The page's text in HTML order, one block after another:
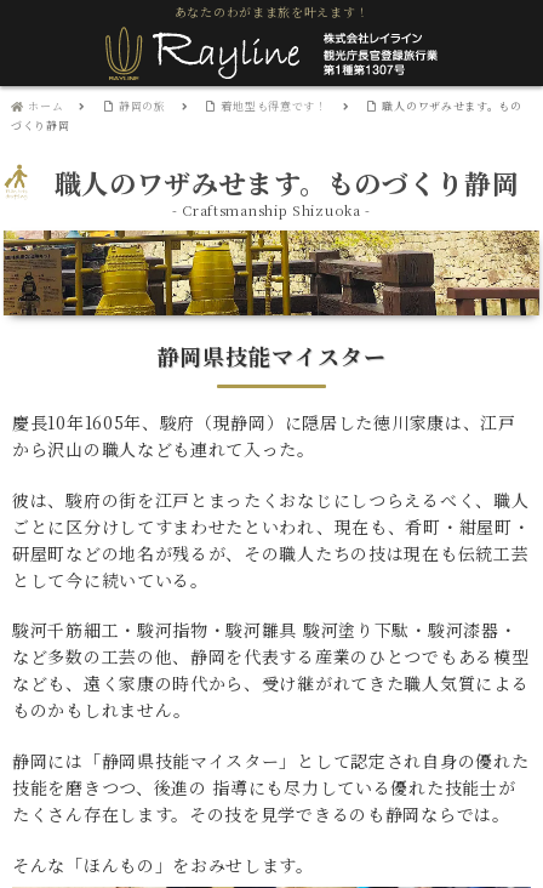
あなたのわがまま旅を叶えます！
ホーム 静岡の旅 着地型も得意です！
職人のワザみせます。もの
づくり静岡
職人のワザみせます。ものづくり静岡
- Craftsmanship Shizuoka -
静岡県技能マイスター
慶長10年1605年、駿府（現静岡）に隠居した徳川家康は、江戸
から沢山の職人なども連れて入った。
彼は、駿府の街を江戸とまったくおなじにしつらえるべく、職人
ごとに区分けしてすまわせたといわれ、現在も、肴町・紺屋町・
研屋町などの地名が残るが、その職人たちの技は現在も伝統工芸
として今に続いている。
駿河千筋細工・駿河指物・駿河雛具 駿河塗り下駄・駿河漆器・
など多数の工芸の他、静岡を代表する産業のひとつでもある模型
なども、遠く家康の時代から、受け継がれてきた職人気質による
ものかもしれません。
静岡には「静岡県技能マイスター」として認定され自身の優れた
技能を磨きつつ、後進の 指導にも尽力している優れた技能士が
たくさん存在します。その技を見学できるのも静岡ならでは。
そんな「ほんもの」をおみせします。